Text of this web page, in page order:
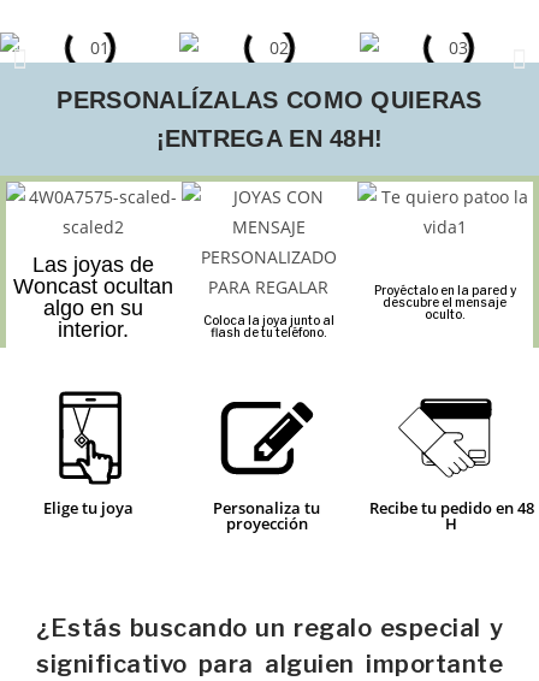
PERSONALÍZALAS COMO QUIERAS
¡ENTREGA EN 48H!
Las joyas de
Woncast ocultan
algo en su
interior.
Coloca la joya junto al
flash de tu teléfono.
Proyéctalo en la pared y
descubre el mensaje
oculto.
Elige tu joya Personaliza tu
proyección
Recibe tu pedido en 48
H
¿Estás buscando un regalo especial y
significativo para alguien importante